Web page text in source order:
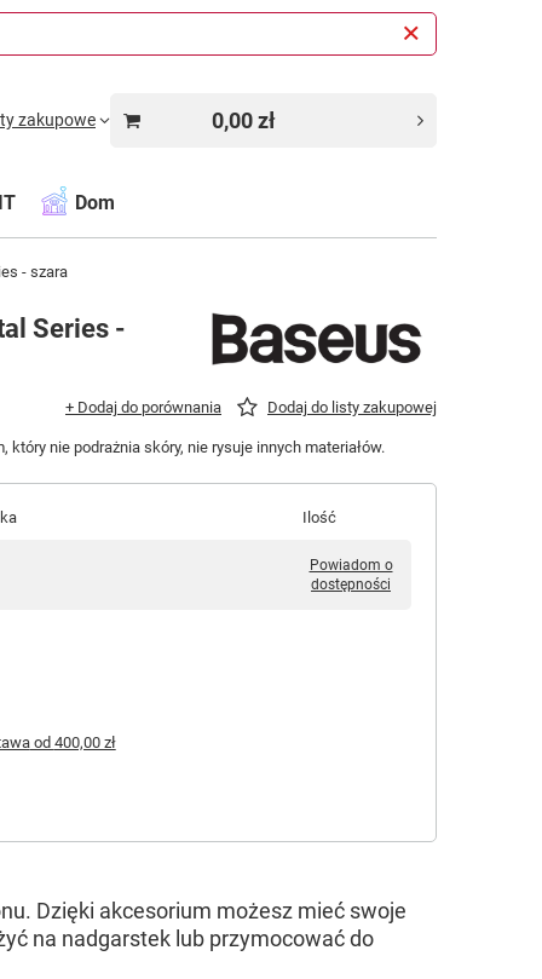
zakupowe 0,00 zł
Dom
- szara
Series -
+ Dodaj do porównania Dodaj do listy zakupowej
nie podrażnia skóry, nie rysuje innych materiałów.
Ilość
Powiadom o
dostępności
od 400,00 zł
Dzięki akcesorium możesz mieć swoje
na nadgarstek lub przymocować do